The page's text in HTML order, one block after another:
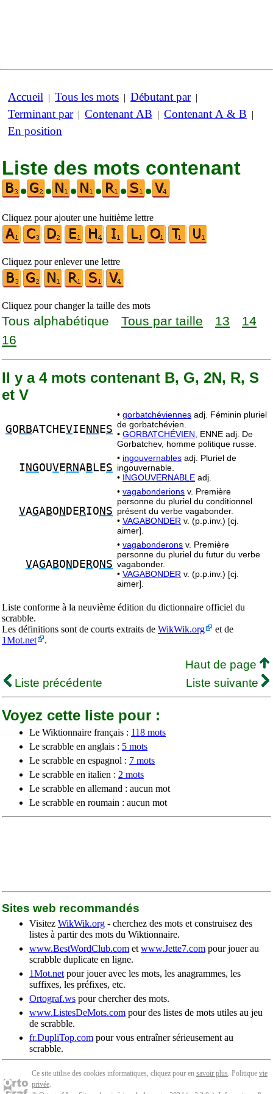
Accueil | Tous les mots | Débutant par|
Terminant par| Contenant AB | Contenant A & B |
En position
Liste des mots contenant
•
• • • • •
Cliquez pour ajouter une huitième lettre
Cliquez pour enlever une lettre
Cliquez pour changer la taille des mots
Tous alphabétique Tous par taille 13
14
16
Il y a 4 mots contenant B, G, 2N, R, S
et V
GO RBATCHEVIE NN ES
• gorbatchéviennes adj. Féminin pluriel
de gorbatchévien.
• GORBATCHÉVIEN,
ENNE adj. De
Gorbatchev, homme politique russe.
I NGOUVE RNAB LES
• ingouvernables adj. Pluriel de
ingouvernable.
• INGOUVERNABLE adj.
VAGABO N DE RIO NS
• vagabonderions v. Première
personne du pluriel du conditionnel
présent du verbe vagabonder.
• VAGABONDER v. (p.p.inv.) [cj.
aimer].
VAGABO N DE RO NS
• vagabonderons v. Première
personne du pluriel du futur du verbe
vagabonder.
• VAGABONDER v. (p.p.inv.) [cj.
aimer].
Liste conforme à la neuvième édition du dictionnaire officiel du
scrabble.
Les définitions sont de courts extraits de WikWik.org
et de
1Mot.net
.
Haut de page
Liste précédente
Liste suivante
Voyez cette liste pour :
Le Wiktionnaire français : 118 mots
Le scrabble en anglais : 5 mots
Le scrabble en espagnol : 7 mots
Le scrabble en italien : 2 mots
Le scrabble en allemand : aucun mot
Le scrabble en roumain : aucun mot
Sites web recommandés
Visitez WikWik.org - cherchez des mots et construisez des
listes à partir des mots du Wiktionnaire.
www.BestWordClub.com et www.Jette7.com pour jouer au
scrabble duplicate en ligne.
1Mot.net pour jouer avec les mots, les anagrammes, les
suffixes, les préfixes, etc.
Ortograf.ws pour chercher des mots.
www.ListesDeMots.com pour des listes de mots utiles au jeu
de scrabble.
fr.DupliTop.com pour vous entraîner sérieusement au
scrabble.
Ce site utilise des cookies informatiques, cliquez pour en savoir plus. Politique vie
privée.